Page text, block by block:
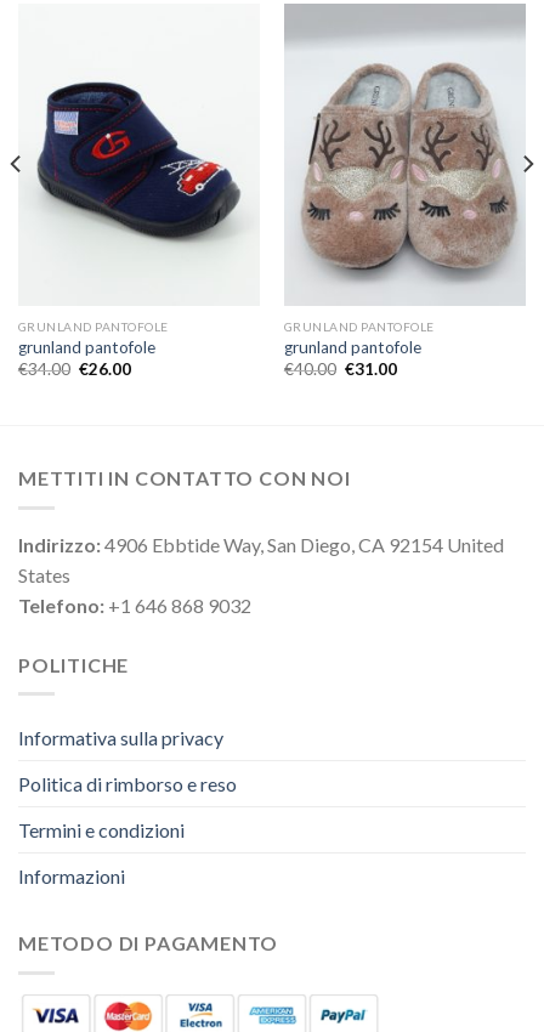
GRUNLAND PANTOFOLE
grunland pantofole
€34.00 €26.00
GRUNLAND PANTOFOLE
grunland pantofole
€40.00 €31.00
METTITI IN CONTATTO CON NOI
Indirizzo:4906 Ebbtide Way, San Diego, CA 92154 United
States
Telefono: +1 646 868 9032
POLITICHE
Informativa sulla privacy
Politica di rimborso e reso
Termini e condizioni
Informazioni
METODO DI PAGAMENTO